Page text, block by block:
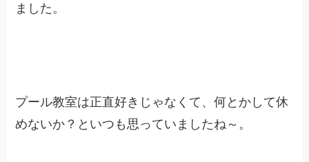
ました。
プール教室は正直好きじゃなくて、何とかして休
めないか？といつも思っていましたね～。